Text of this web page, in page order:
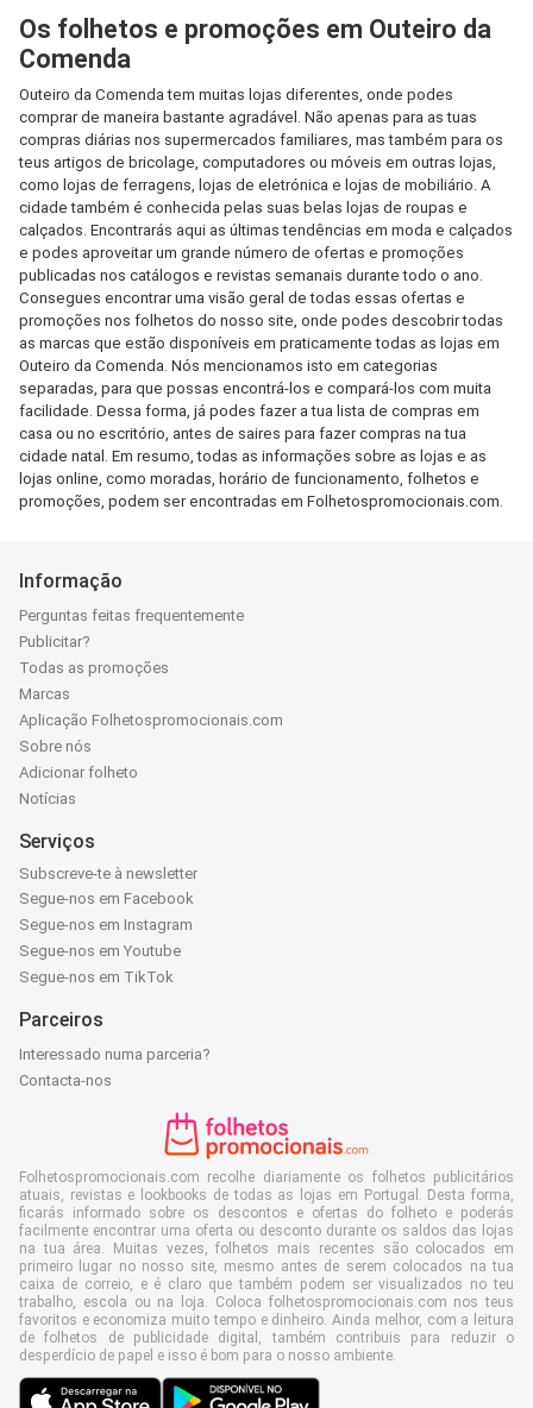
Os folhetos e promoções em Outeiro da
Comenda
Outeiro da Comenda tem muitas lojas diferentes, onde podes
comprar de maneira bastante agradável. Não apenas para as tuas
compras diárias nos supermercados familiares, mas também para os
teus artigos de bricolage, computadores ou móveis em outras lojas,
como lojas de ferragens, lojas de eletrónica e lojas de mobiliário. A
cidade também é conhecida pelas suas belas lojas de roupas e
calçados. Encontrarás aqui as últimas tendências em moda e calçados
e podes aproveitar um grande número de ofertas e promoções
publicadas nos catálogos e revistas semanais durante todo o ano.
Consegues encontrar uma visão geral de todas essas ofertas e
promoções nos folhetos do nosso site, onde podes descobrir todas
as marcas que estão disponíveis em praticamente todas as lojas em
Outeiro da Comenda. Nós mencionamos isto em categorias
separadas, para que possas encontrá-los e compará-los com muita
facilidade. Dessa forma, já podes fazer a tua lista de compras em
casa ou no escritório, antes de saires para fazer compras na tua
cidade natal. Em resumo, todas as informações sobre as lojas e as
lojas online, como moradas, horário de funcionamento, folhetos e
promoções, podem ser encontradas em Folhetospromocionais.com.
Informação
Perguntas feitas frequentemente
Publicitar?
Todas as promoções
Marcas
Aplicação Folhetospromocionais.com
Sobre nós
Adicionar folheto
Notícias
Serviços
Subscreve-te à newsletter
Segue-nos em Facebook
Segue-nos em Instagram
Segue-nos em Youtube
Segue-nos em TikTok
Parceiros
Interessado numa parceria?
Contacta-nos
Folhetospromocionais.com recolhe diariamente os folhetos publicitários
atuais, revistas e lookbooks de todas as lojas em Portugal. Desta forma,
ficarás informado sobre os descontos e ofertas do folheto e poderás
facilmente encontrar uma oferta ou desconto durante os saldos das lojas
na tua área. Muitas vezes, folhetos mais recentes são colocados em
primeiro lugar no nosso site, mesmo antes de serem colocados na tua
caixa de correio, e é claro que também podem ser visualizados no teu
trabalho, escola ou na loja. Coloca folhetospromocionais.com nos teus
favoritos e economiza muito tempo e dinheiro. Ainda melhor, com a leitura
de folhetos de publicidade digital, também contribuis para reduzir o
desperdício de papel e isso é bom para o nosso ambiente.